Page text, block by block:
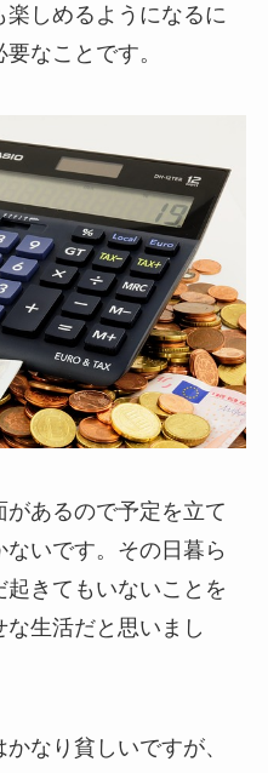
しめるようになるに
なことです。
あるので予定を立て
いです。その日暮ら
起きてもいないことを
生活だと思いまし
なり貧しいですが、